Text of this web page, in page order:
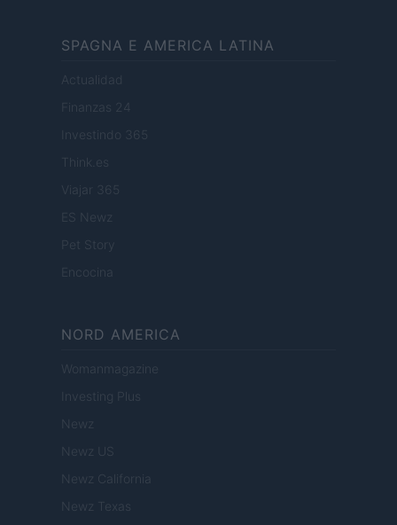
SPAGNA E AMERICA LATINA
Actualidad
Finanzas 24
Investindo 365
Think.es
Viajar 365
ES Newz
Pet Story
Encocina
NORD AMERICA
Womanmagazine
Investing Plus
Newz
Newz US
Newz California
Newz Texas